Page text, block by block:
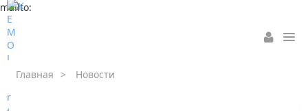
mailto:
Главная > Новости